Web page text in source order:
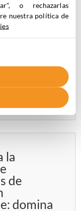
una
en
Cloud
la
de
domina
o rechazarlas
nuestra política de